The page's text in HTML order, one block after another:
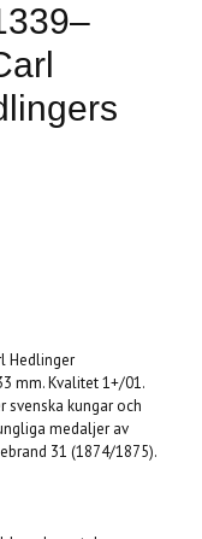
Hedlinger
mm. Kvalitet 1+/01.
svenska kungar och
medaljer av
31 (1874/1875).